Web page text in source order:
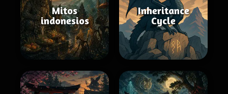
Mitos
indonesios
Inheritance
Cycle